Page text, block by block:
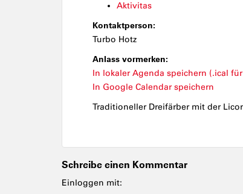
Aktivitas
Kontaktperson:
Turbo Hotz
Anlass vormerken:
In lokaler Agenda speichern (.ical
In Google Calendar speichern
Traditioneller Dreifärber mit der
Schreibe einen Kommentar
Einloggen mit: